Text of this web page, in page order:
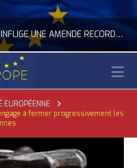
LA COMMISSION EUROPÉENNE INFLIGE UNE AMENDE RECORD À GOOGLE
D’OCCITANIE EUROPE, NUMÉRIQUE- DIGITAL
2026
EUROPÉENNE
à fermer progressivement les